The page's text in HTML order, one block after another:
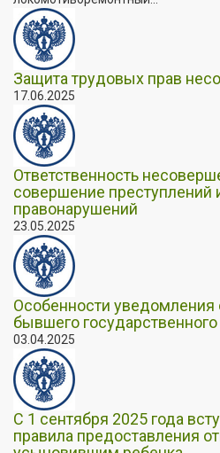
Защита трудовых прав
17.06.2025
Ответственность
совершение преступлений
правонарушений
23.05.2025
Особенности уведомления
бывшего
03.04.2025
С 1 сентября 2025 года
правила предоставления